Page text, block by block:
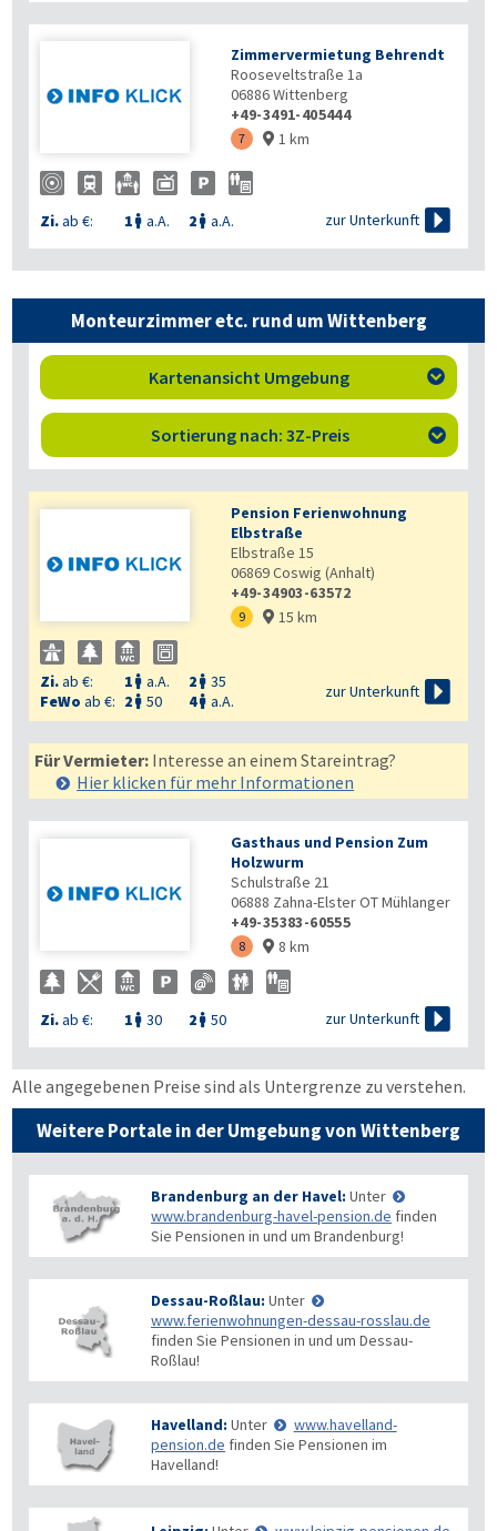
Zimmervermietung Behrendt
Rooseveltstraße 1a
06886Wittenberg
+49-3491-405444
7  1 km
Zi.ab €: 1  a.A. 2  a.A. zur Unterkunft 
Monteurzimmer etc. rund um Wittenberg
Kartenansicht Umgebung 
Sortierung nach: 3Z-Preis 
Pension Ferienwohnung
Elbstraße
Elbstraße 15
06869Coswig (Anhalt)
+49-34903-63572
9  15 km
Zi.ab €: 1  a.A. 2  35
FeWo ab €: 2  50 4 a.A.
zur Unterkunft 
Für Vermieter: Interesse an einem Stareintrag?
Hier klicken für mehr Informationen
Gasthaus und Pension Zum
Holzwurm
Schulstraße 21
06888 Zahna-Elster OT Mühlanger
+49-35383-60555
8  8 km
Zi.ab €: 1  30 2  50 zur Unterkunft 
Alle angegebenen Preise sind als Untergrenze zu verstehen.
Weitere Portale in der Umgebung von Wittenberg
Brandenburg an der Havel: Unter
www.brandenburg-havel-pension.de finden
Sie Pensionen in und um Brandenburg!
Dessau-Roßlau: Unter
www.ferienwohnungen-dessau-rosslau.de
finden Sie Pensionen in und um Dessau-
Roßlau!
Havelland: Unter
www.havelland-
pension.de finden Sie Pensionen im
Havelland!